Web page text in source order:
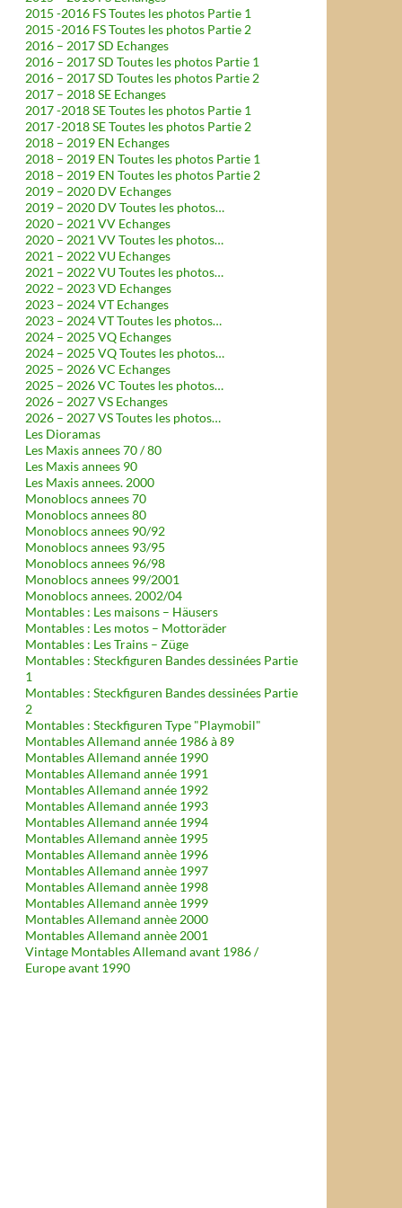
2015 -2016 FS Toutes les photos Partie 1
2015 -2016 FS Toutes les photos Partie 2
2016 – 2017 SD Echanges
2016 – 2017 SD Toutes les photos Partie 1
2016 – 2017 SD Toutes les photos Partie 2
2017 – 2018 SE Echanges
2017 -2018 SE Toutes les photos Partie 1
2017 -2018 SE Toutes les photos Partie 2
2018 – 2019 EN Echanges
2018 – 2019 EN Toutes les photos Partie 1
2018 – 2019 EN Toutes les photos Partie 2
2019 – 2020 DV Echanges
2019 – 2020 DV Toutes les photos…
2020 – 2021 VV Echanges
2020 – 2021 VV Toutes les photos…
2021 – 2022 VU Echanges
2021 – 2022 VU Toutes les photos…
2022 – 2023 VD Echanges
2023 – 2024 VT Echanges
2023 – 2024 VT Toutes les photos…
2024 – 2025 VQ Echanges
2024 – 2025 VQ Toutes les photos…
2025 – 2026 VC Echanges
2025 – 2026 VC Toutes les photos…
2026 – 2027 VS Echanges
2026 – 2027 VS Toutes les photos…
Les Dioramas
Les Maxis annees 70 / 80
Les Maxis annees 90
Les Maxis annees. 2000
Monoblocs annees 70
Monoblocs annees 80
Monoblocs annees 90/92
Monoblocs annees 93/95
Monoblocs annees 96/98
Monoblocs annees 99/2001
Monoblocs annees. 2002/04
Montables : Les maisons – Häusers
Montables : Les motos – Mottoräder
Montables : Les Trains – Züge
Montables : Steckfiguren Bandes dessinées Partie
1
Montables : Steckfiguren Bandes dessinées Partie
2
Montables : Steckfiguren Type "Playmobil"
Montables Allemand année 1986 à 89
Montables Allemand année 1990
Montables Allemand année 1991
Montables Allemand année 1992
Montables Allemand année 1993
Montables Allemand année 1994
Montables Allemand annèe 1995
Montables Allemand annèe 1996
Montables Allemand annèe 1997
Montables Allemand annèe 1998
Montables Allemand annèe 1999
Montables Allemand annèe 2000
Montables Allemand annèe 2001
Vintage Montables Allemand avant 1986 /
Europe avant 1990